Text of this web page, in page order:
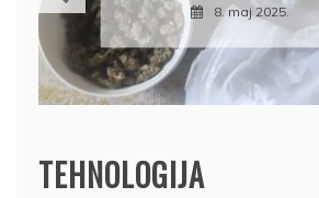
BRODOM
12. februar 2025.
TEHNOLOGIJA